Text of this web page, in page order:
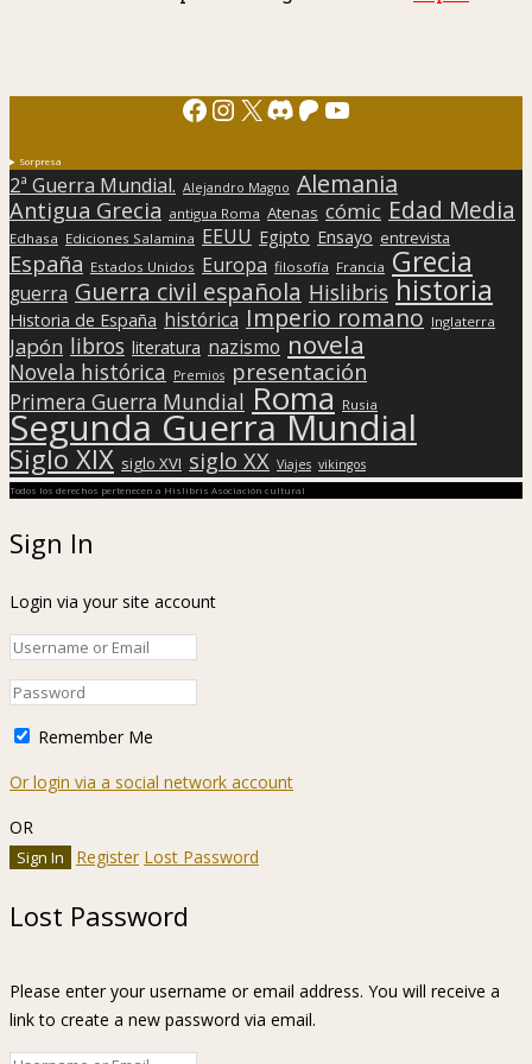
Facebook
Instagram
X Discord
Patreon
YouTube
Sorpresa
2ª Guerra Mundial. Alejandro Magno Alemania
Antigua Grecia antigua Roma Atenas cómic Edad Media
Edhasa Ediciones Salamina EEUU Egipto Ensayo entrevista
España Estados Unidos Europa filosofía Francia Grecia
guerra Guerra civil española Hislibris historia
Historia de España histórica Imperio romano Inglaterra
Japón libros literatura nazismo novela
Novela histórica Premios presentación
Primera Guerra Mundial Roma Rusia
Segunda Guerra Mundial
Siglo XIX siglo XVI siglo XX Viajes vikingos
Todos los derechos pertenecen a Hislibris Asociación cultural
Sign In
Login via your site account
Remember Me
Or login via a social network account
OR
Register Lost Password
Lost Password
Please enter your username or email address. You will receive a
link to create a new password via email.